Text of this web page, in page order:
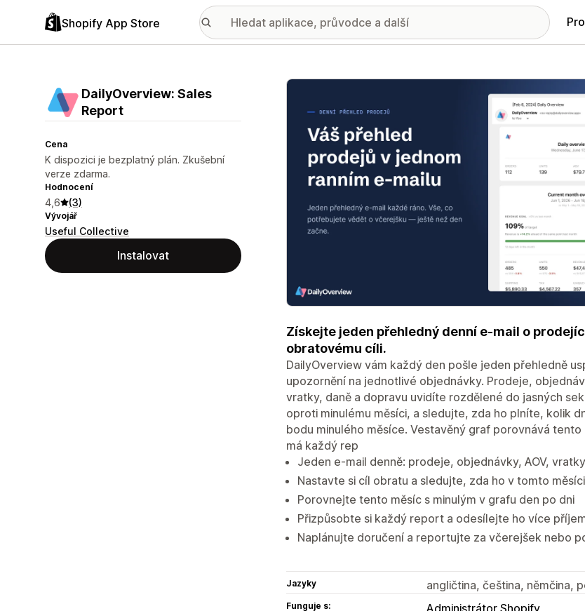
Shopify App Store
DailyOverview: Sales
Report
Cena
K dispozici je bezplatný plán. Zkušební
verze zdarma.
Hodnocení
4,6 (3)
Vývojář
Useful Collective
Instalovat
Galerie propagovaných obrázků
Získejte jeden přehledný denní e-mail o
obratovému cíli.
DailyOverview vám každý den pošle jeden přehledně
upozornění na jednotlivé objednávky. Prodeje,
vratky, daně a dopravu uvidíte rozdělené do jasných
oproti minulému měsíci, a sledujte, zda ho plníte, kolik
bodu minulého měsíce. Vestavěný graf porovnává
má každý rep
Jeden e-mail denně: prodeje, objednávky, AOV,
Nastavte si cíl obratu a sledujte, zda ho v tomto
Porovnejte tento měsíc s minulým v grafu den po dni
Přizpůsobte si každý report a odesílejte ho více
Naplánujte doručení a reportujte za včerejšek nebo
Jazyky angličtina, čeština, němčina,
Funguje s: Administrátor Shopify